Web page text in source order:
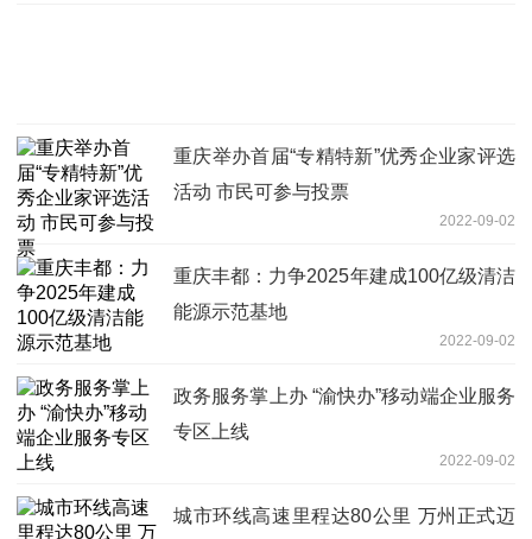
重庆举办首届“专精特新”优秀企业家评选
活动 市民可参与投票
2022-09-02
重庆丰都：力争2025年建成100亿级清洁
能源示范基地
2022-09-02
政务服务掌上办 “渝快办”移动端企业服务
专区上线
2022-09-02
城市环线高速里程达80公里 万州正式迈